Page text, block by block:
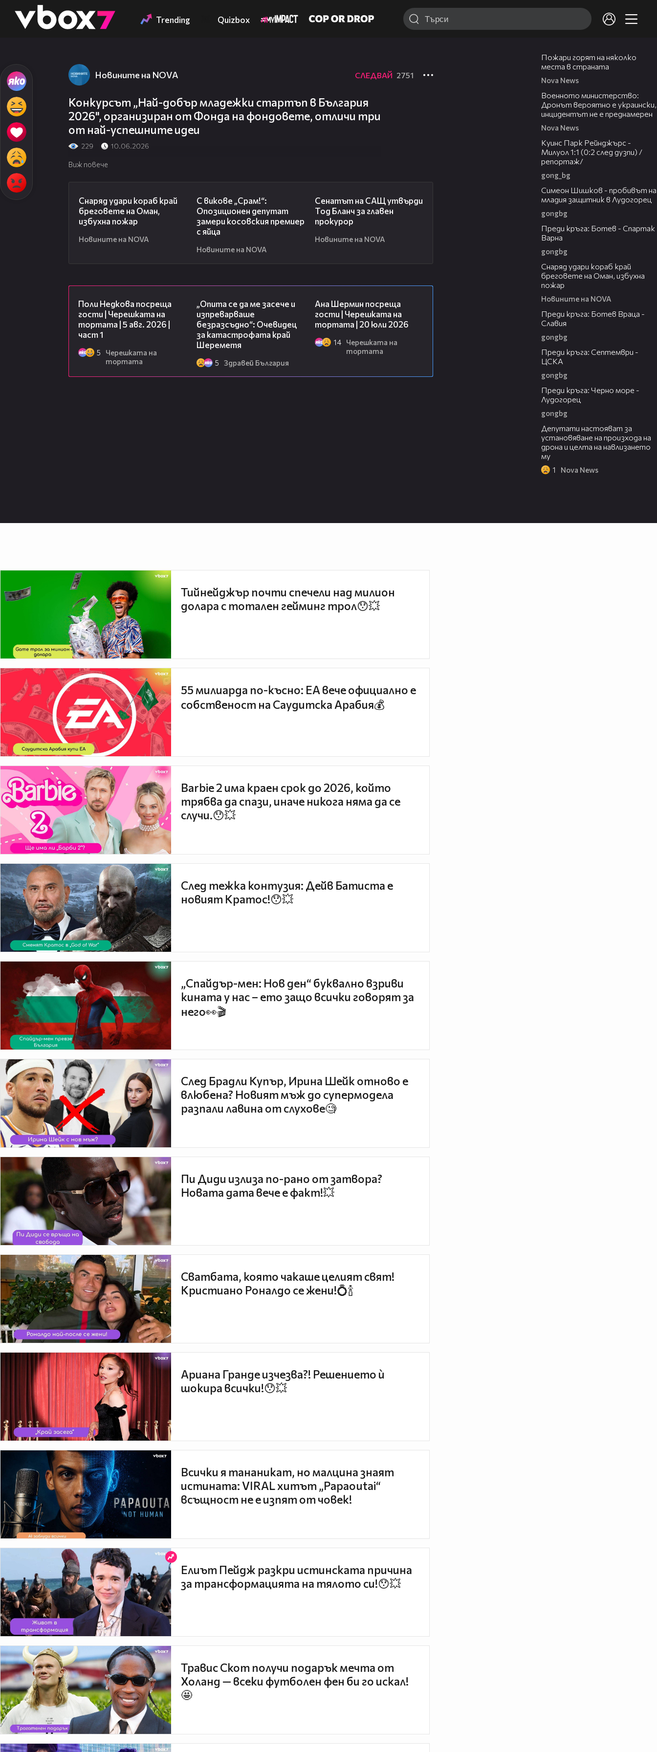
👾 Trending Quizbox
Новините на NOVA СЛЕДВАЙ 2751
Конкурсът „Най-добър младежки стартъп в България
2026", организиран от Фонда на фондовете, отличи три
от най-успешните идеи
229 10.06.2026
Виж повече
Снаряд удари кораб край
бреговете на Оман,
избухна пожар
Новините на NOVA
С викове „Срам!“:
Опозиционен депутат
замери косовския премиер
с яйца
Новините на NOVA
Сенатът на САЩ утвърди
Тод Бланч за главен
прокурор
Новините на NOVA
Поли Недкова посреща
гости | Черешката на
тортата | 5 авг. 2026 |
част 1
5
Черешката на
тортата
„Опита се да ме засече и
изпреварваше
безразсъдно“: Очевидец
за катастрофата край
Шереметя
5 Здравей България
Ана Шермин посреща
гости | Черешката на
тортата | 20 юли 2026
14
Черешката на
тортата
Пожари горят на няколко
места в страната
Nova News
Военното министерство:
Дронът вероятно е украински,
инцидентът не е преднамерен
Nova News
Куинс Парк Рейнджърс -
Милуол 1:1 (0:2 след дузпи) /
репортаж/
gong_bg
Симеон Шишков - пробивът на
младия защитник в Лудогорец
gongbg
Преди кръга: Ботев - Спартак
Варна
gongbg
Снаряд удари кораб край
бреговете на Оман, избухна
пожар
Новините на NOVA
Преди кръга: Ботев Враца -
Славия
gongbg
Преди кръга: Септември -
ЦСКА
gongbg
Преди кръга: Черно море -
Лудогорец
gongbg
Депутати настояват за
установяване на произхода на
дрона и целта на навлизането
му
1 Nova News
Тийнейджър почти спечели над милион
долара с тотален гейминг трол😯💥
55 милиарда по-късно: EA вече официално е
собственост на Саудитска Арабия💰
Barbie 2 има краен срок до 2026, който
трябва да спази, иначе никога няма да се
случи.😯💥
След тежка контузия: Дейв Батиста е
новият Кратос!😯💥
„Спайдър-мен: Нов ден“ буквално взриви
кината у нас – ето защо всички говорят за
него👀🎬
След Брадли Купър, Ирина Шейк отново е
влюбена? Новият мъж до супермодела
разпали лавина от слухове🧐
Пи Диди излиза по-рано от затвора?
Новата дата вече е факт!💥
Сватбата, която чакаше целият свят!
Кристиано Роналдо се жени!💍🍾
Ариана Гранде изчезва?! Решението ѝ
шокира всички!😯💥
Всички я тананикат, но малцина знаят
истината: VIRAL хитът „Papaoutai“
всъщност не е изпят от човек!
Елиът Пейдж разкри истинската причина
за трансформацията на тялото си!😯💥
Травис Скот получи подарък мечта от
Холанд — всеки футболен фен би го искал!
🤩